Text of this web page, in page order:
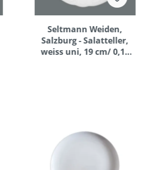
Seltmann Weiden,
Salzburg - Salatteller,
weiss uni, 19 cm/ 0,18